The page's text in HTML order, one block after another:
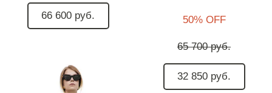
66 600 руб. 50% OFF
65 700 руб.
32 850 руб.